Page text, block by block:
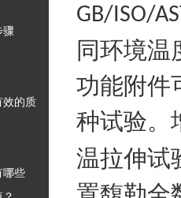
骤
效的质
哪些
GB/ISO/
同环境
功能附件
种试验。
温拉伸试